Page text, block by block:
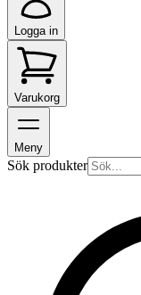
Logga in
Varukorg
Meny
Sök produkter